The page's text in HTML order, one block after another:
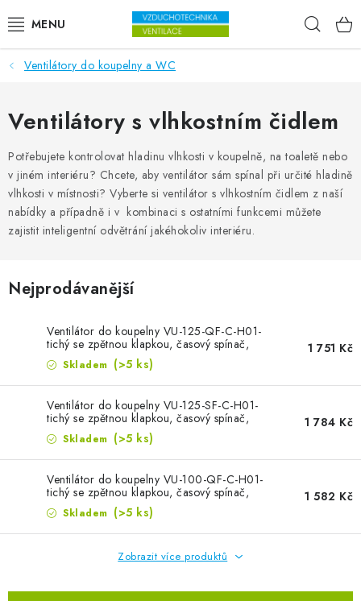
VENTILÁTORY
VZDUCHOTECHNIKA
REKUPERACE
TOPENÍ A CHLAZENÍ
ÚPRAVA VZDUCHU
FILTRY
ZVLHČOVAČE VZDUCHU PRŮMYSLOVÉ
NAHŘÍVACÍ POLŠTÁŘEK S LÁVOVÝM PÍSKEM
VÝPRODEJ
Reference a zkušenosti
Rady a tipy
Doprava a platba
Kontakty
Ventilátory do koupelny a WC
Ventilátory s vlhkostním čidlem
Potřebujete kontrolovat hladinu vlhkosti v koupelně, na toaletě nebo
v jiném interiéru? Chcete, aby ventilátor sám spínal při určité hladině
vlhkosti v místnosti? Vyberte si ventilátor s vlhkostním čidlem z naší
nabídky a případně i v kombinaci s ostatními funkcemi můžete
zajistit inteligentní odvětrání jakéhokoliv interiéru.
Nejprodávanější
Ventilátor do koupelny VU-125-QF-C-H01-
tichý se zpětnou klapkou, časový spínač,
hygrostat
Skladem (>5 ks)
1 751 Kč
Ventilátor do koupelny VU-125-SF-C-H01-
tichý se zpětnou klapkou, časový spínač,
hygrostat
Skladem (>5 ks)
1 784 Kč
Ventilátor do koupelny VU-100-QF-C-H01-
tichý se zpětnou klapkou, časový spínač,
hygrostat
Skladem (>5 ks)
1 582 Kč
Zobrazit více produktů